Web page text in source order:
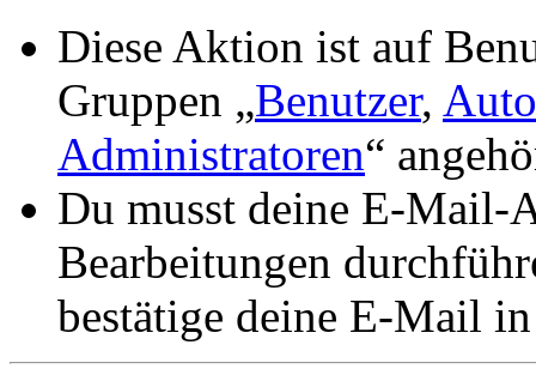
Diese Aktion ist auf
Gruppen „Benutzer,
Administratoren“
Du musst deine E-Mail-
Bearbeitungen
bestätige deine E-Mail